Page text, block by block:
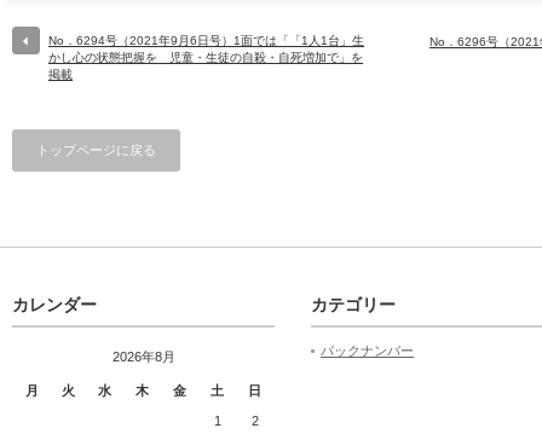
No．6294号（2021年9月6日号）1面では「「1人1台」生
かし心の状態把握を 児童・生徒の自殺・自死増加で」を
掲載
No．6296号（2021
トップページに戻る
カレンダー
2026年8月
月 火 水 木 金 土 日
1 2
カテゴリー
バックナンバー